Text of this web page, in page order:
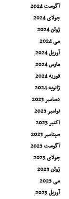
آگوست 2024
جولای 2024
ژوئن 2024
می 2024
آوریل 2024
مارس 2024
فوریه 2024
ژانویه 2024
دسامبر 2023
نوامبر 2023
اکتبر 2023
سپتامبر 2023
آگوست 2023
جولای 2023
ژوئن 2023
می 2023
آوریل 2023